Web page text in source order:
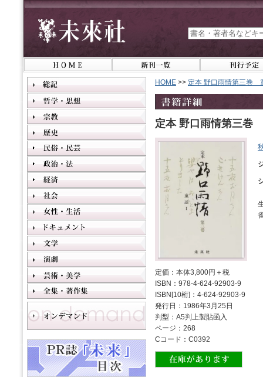
HOME >> 定本 野口雨情第三巻
定本 野口雨情第三
定価：本体3,800円＋税
ISBN：978-4-624-92903-9
ISBN[10桁]：4-624-92903-9
発行日：1986年3月25日
判型：A5判上製貼函入
ページ：268
Cコード：C0392